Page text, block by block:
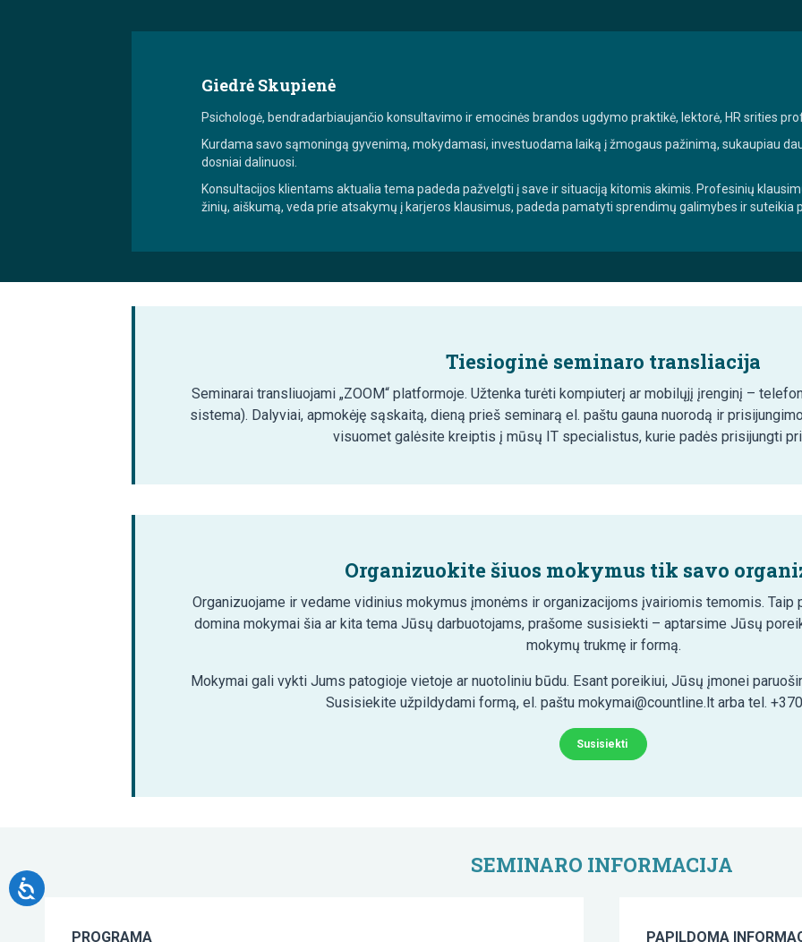
Giedrė Skupienė
Psichologė, bendradarbiaujančio konsultavimo ir emocinės brandos ugdymo praktikė, lektorė, HR srities
Kurdama savo sąmoningą gyvenimą, mokydamasi, investuodama laiką į žmogaus pažinimą, sukaupiau
dosniai dalinuosi.
Konsultacijos klientams aktualia tema padeda pažvelgti į save ir situaciją kitomis akimis. Profesinių
žinių, aiškumą, veda prie atsakymų į karjeros klausimus, padeda pamatyti sprendimų galimybes ir suteikia
Tiesioginė seminaro transliacija
Seminarai transliuojami „ZOOM“ platformoje. Užtenka turėti kompiuterį ar mobilųjį įrenginį –
sistema). Dalyviai, apmokėję sąskaitą, dieną prieš seminarą el. paštu gauna nuorodą ir
visuomet galėsite kreiptis į mūsų IT specialistus, kurie padės prisijungti
Organizuokite šiuos mokymus tik savo
Organizuojame ir vedame vidinius mokymus įmonėms ir organizacijoms įvairiomis temomis. Taip
domina mokymai šia ar kita tema Jūsų darbuotojams, prašome susisiekti – aptarsime Jūsų
mokymų trukmę ir formą.
Mokymai gali vykti Jums patogioje vietoje ar nuotoliniu būdu. Esant poreikiui, Jūsų įmonei
Susisiekite užpildydami formą, el. paštu mokymai@countline.lt arba tel.
Susisiekti
SEMINARO INFORMACIJA
PROGRAMA PAPILDOMA